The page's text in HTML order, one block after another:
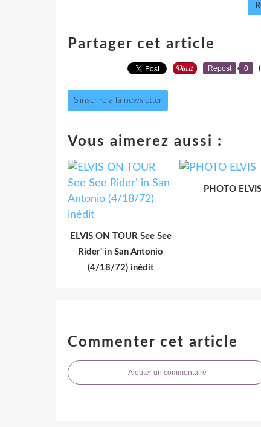
Partager cet article
Repost 0
S'inscrire à la newsletter
Vous aimerez aussi :
ELVIS ON TOUR See See
Rider' in San Antonio
(4/18/72) inédit
PHOTO ELVIS
Commenter cet article
Ajouter un commentaire